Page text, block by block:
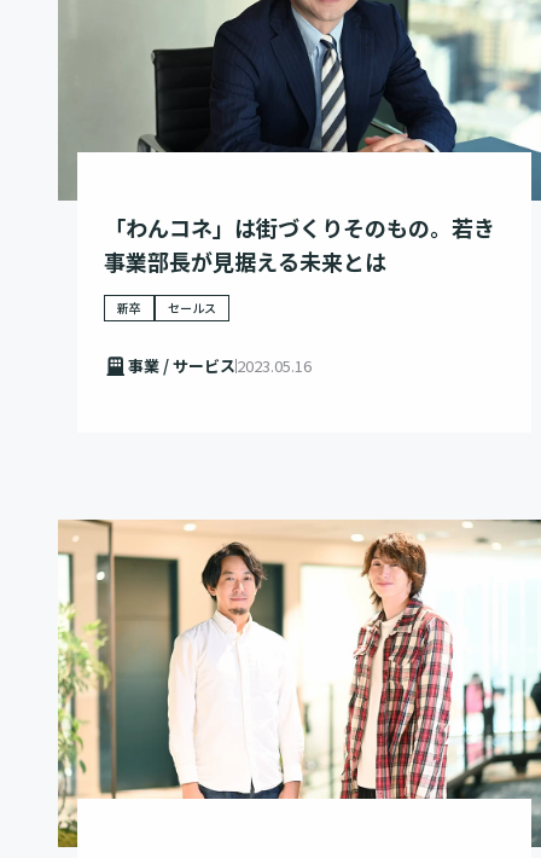
「わんコネ」は街づくりそのもの。若き
事業部長が見据える未来とは
新卒 セールス
事業 / サービス2023.05.16